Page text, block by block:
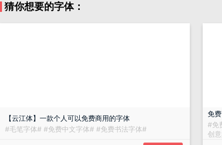
猜你想要的字体：
【云江体】一款个人可以免费商用的字体
#毛笔字体# #免费中文字体# #免费书法字体#
免
#免
创